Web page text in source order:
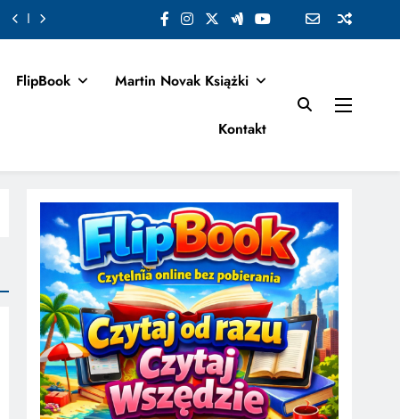
FlipBook Martin Novak Książki
Kontakt